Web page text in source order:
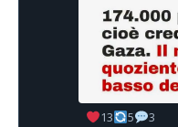
13 5 3